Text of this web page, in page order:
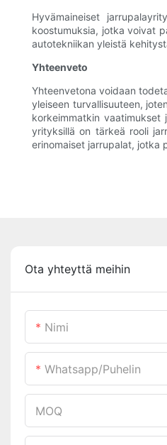
Hyvämaineiset
koostumuksia, jotka voivat
autotekniikan yleistä
Yhteenveto
Yhteenvetona voidaan
yleiseen turvallisuuteen,
korkeimmatkin vaatimukset
yrityksillä on tärkeä rooli
erinomaiset jarrupalat, jotka
Ota yhteyttä meihin
Nimi
Whatsapp/puhelin
MOQ